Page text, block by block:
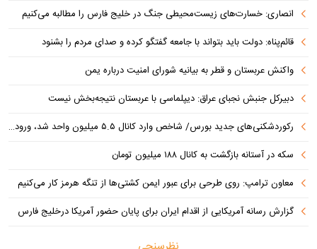
انصاری: خسارت‌های زیست‌محیطی جنگ در خلیج فارس را مطالبه‌ می‌کنیم
قائم‌پناه: دولت باید بتواند با جامعه گفتگو کرده و صدای مردم را بشنود
واکنش عربستان و قطر به بیانیه شورای امنیت درباره یمن
دبیرکل جنبش نجبای عراق: دیپلماسی با عربستان نتیجه‌بخش نیست
رکوردشکنی‌های جدید بورس/ شاخص وارد کانال ۵.۵ میلیون واحد شد، ورود ۹ همت پول حقیقی
سکه در آستانه بازگشت به کانال ۱۸۸ میلیون تومان
معاون ترامپ: روی طرحی برای عبور ایمن کشتی‌ها از تنگه هرمز کار می‌کنیم
گزارش رسانه آمریکایی از اقدام ایران برای پایان حضور آمریکا درخلیج فارس